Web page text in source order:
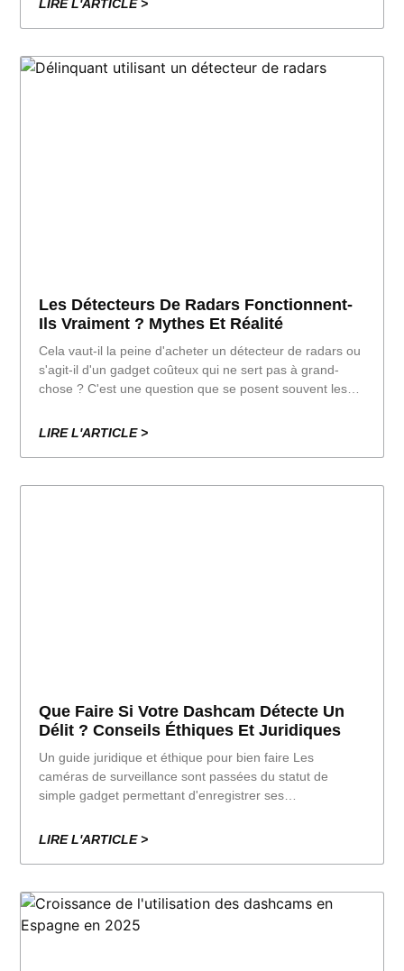
LIRE L'ARTICLE >
Les Détecteurs De Radars Fonctionnent-
Ils Vraiment ? Mythes Et Réalité
Cela vaut-il la peine d'acheter un détecteur de radars ou
s'agit-il d'un gadget coûteux qui ne sert pas à grand-
chose ? C'est une question que se posent souvent les
de vitesse. Dans cet article, nous démystifions les
LIRE L'ARTICLE >
Que Faire Si Votre Dashcam Détecte Un
Délit ? Conseils Éthiques Et Juridiques
Un guide juridique et éthique pour bien faire Les
caméras de surveillance sont passées du statut de
simple gadget permettant d'enregistrer ses
justice. Mais que se passe-t-il si votre dashcam
LIRE L'ARTICLE >